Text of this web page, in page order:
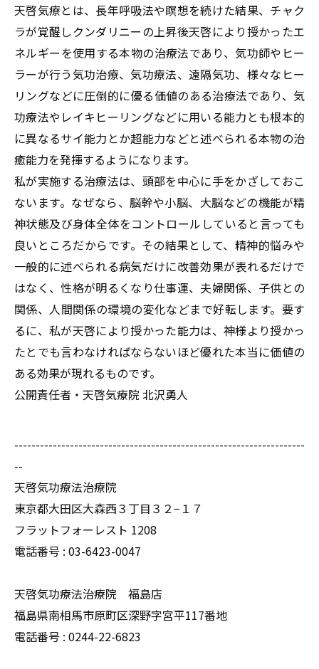
天啓気療とは、長年呼吸法や瞑想を続けた結果、チャク
ラが覚醒しクンダリニーの上昇後天啓により授かったエ
ネルギーを使用する本物の治療法であり、気功師やヒー
ラーが行う気功治療、気功療法、遠隔気功、様々なヒー
リングなどに圧倒的に優る価値のある治療法であり、気
功療法やレイキヒーリングなどに用いる能力とも根本的
に異なるサイ能力とか超能力などと述べられる本物の治
癒能力を発揮するようになります。
私が実施する治療法は、頭部を中心に手をかざしておこ
ないます。なぜなら、脳幹や小脳、大脳などの機能が精
神状態及び身体全体をコントロールしていると言っても
良いところだからです。その結果として、精神的悩みや
一般的に述べられる病気だけに改善効果が表れるだけで
はなく、性格が明るくなり仕事運、夫婦関係、子供との
関係、人間関係の環境の変化などまで好転します。要す
るに、私が天啓により授かった能力は、神様より授かっ
たとでも言わなければならないほど優れた本当に価値の
ある効果が現れるものです。
公開責任者・天啓気療院 北沢勇人
--------------------------------------------------------------------
--
天啓気功療法治療院
東京都大田区大森西３丁目３２−１７
フラットフォーレスト 1208
電話番号 : 03-6423-0047
天啓気功療法治療院 福島店
福島県南相馬市原町区深野字宮平117番地
電話番号 : 0244-22-6823